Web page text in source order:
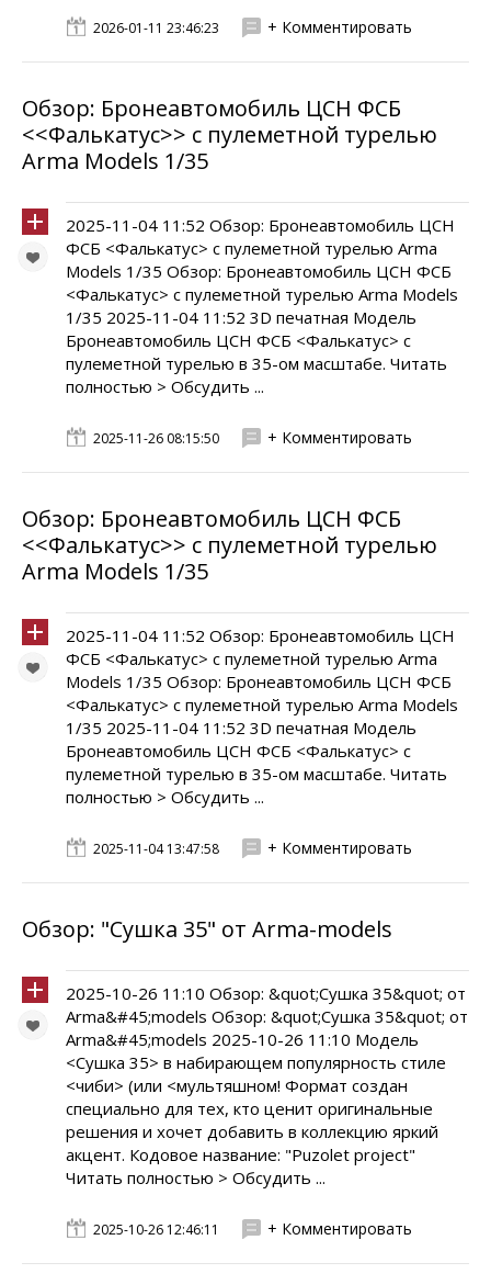
2026-01-11 23:46:23 + Комментировать
Обзор: Бронеавтомобиль ЦСН ФСБ
<<Фалькатус>> с пулеметной турелью
Arma Models 1/35
2025-11-04 11:52 Обзор: Бронеавтомобиль ЦСН
ФСБ <Фалькатус> с пулеметной турелью Arma
Models 1/35 Обзор: Бронеавтомобиль ЦСН ФСБ
<Фалькатус> с пулеметной турелью Arma Models
1/35 2025-11-04 11:52 3D печатная Модель
Бронеавтомобиль ЦСН ФСБ <Фалькатус> с
пулеметной турелью в 35-ом масштабе. Читать
полностью > Обсудить ...
2025-11-26 08:15:50 + Комментировать
Обзор: Бронеавтомобиль ЦСН ФСБ
<<Фалькатус>> с пулеметной турелью
Arma Models 1/35
2025-11-04 11:52 Обзор: Бронеавтомобиль ЦСН
ФСБ <Фалькатус> с пулеметной турелью Arma
Models 1/35 Обзор: Бронеавтомобиль ЦСН ФСБ
<Фалькатус> с пулеметной турелью Arma Models
1/35 2025-11-04 11:52 3D печатная Модель
Бронеавтомобиль ЦСН ФСБ <Фалькатус> с
пулеметной турелью в 35-ом масштабе. Читать
полностью > Обсудить ...
2025-11-04 13:47:58 + Комментировать
Обзор: "Сушка 35" от Arma-models
2025-10-26 11:10 Обзор: &quot;Сушка 35&quot; от
Arma&#45;models Обзор: &quot;Сушка 35&quot; от
Arma&#45;models 2025-10-26 11:10 Модель
<Сушка 35> в набирающем популярность стиле
<чиби> (или <мультяшном! Формат создан
специально для тех, кто ценит оригинальные
решения и хочет добавить в коллекцию яркий
акцент. Кодовое название: "Puzolet project"
Читать полностью > Обсудить ...
2025-10-26 12:46:11 + Комментировать